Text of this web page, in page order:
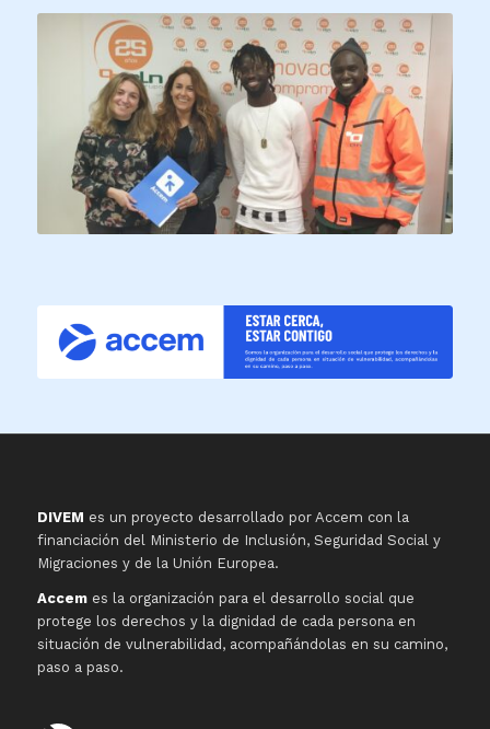
DIVEM es un proyecto desarrollado por Accem con la
financiación del Ministerio de Inclusión, Seguridad Social y
Migraciones y de la Unión Europea.
Accemes la organización para el desarrollo social que
protege los derechos y la dignidad de cada persona en
situación de vulnerabilidad, acompañándolas en su camino,
paso a paso.